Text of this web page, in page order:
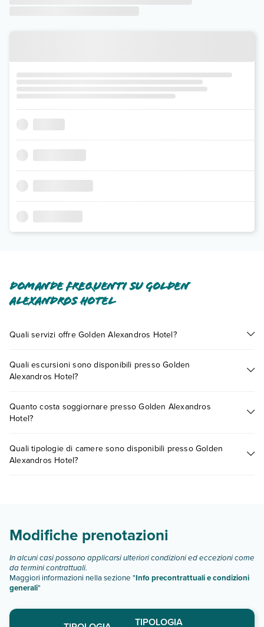
Domande frequenti su Golden
Alexandros Hotel
Quali servizi offre Golden Alexandros Hotel?
pagamento tra cui: aria condizionata, asciugacapelli, minifrigo.
Scopri tutti i dettagli nel paragrafo dedicato "
Quali escursioni sono disponibili presso Golden
Alexandros Hotel?
presso Golden Alexandros Hotel. Scoprile tutte nella
sezione
dedicata
Quanto costa soggiornare presso Golden Alexandros
Hotel?
vari fattori (per es. date, condizioni dell'hotel, ecc). Per
consultare i prezzi, compila il motore di ricerca e scegli
Quali tipologie di camere sono disponibili presso Golden
Alexandros Hotel?
camera vista mare
camera vista giardino singola:
Scopri tutti i dettagli nel paragrafo dedicato "
descrizione".
Modifiche prenotazioni
In alcuni casi possono applicarsi ulteriori condizioni ed eccezioni come
da termini contrattuali.
Maggiori informazioni nella sezione "Info precontrattuali e condizioni
generali"
TIPOLOGIA